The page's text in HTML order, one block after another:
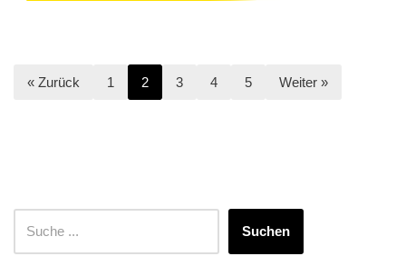
« Zurück 1 2 3 4 5 Weiter »
Suchen